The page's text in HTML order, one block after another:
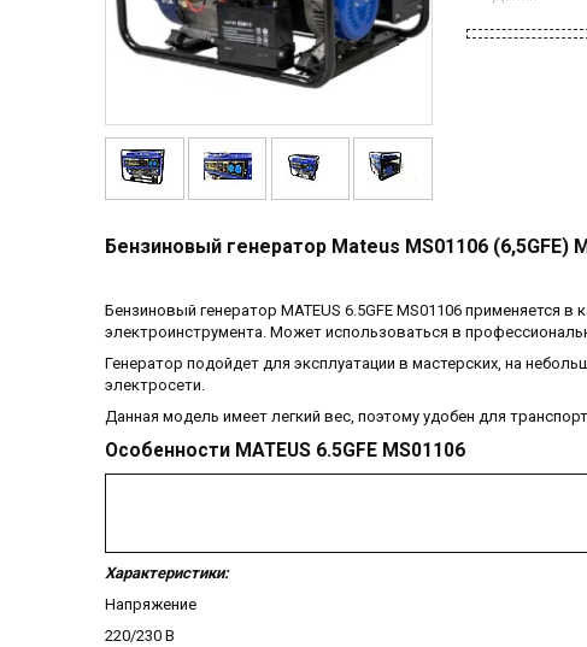
Бензиновый генератор Mateus MS01106 (6,5GFE)
Бензиновый генератор MATEUS 6.5GFE MS01106 применяется
электроинструмента. Может использоваться в
Генератор подойдет для эксплуатации в мастерских, на
электросети.
Данная модель имеет легкий вес, поэтому удобен для
Особенности MATEUS 6.5GFE MS01106
Характеристики:
Напряжение
220/230 В